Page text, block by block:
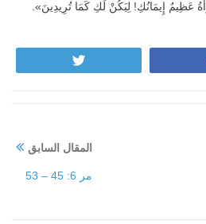
عَظِيمٌ إِيمَانُكِ! لِيَكُنْ لَكِ كَمَا تُرِيدِينَ».
المقال السابق
مر 6: 45 – 53